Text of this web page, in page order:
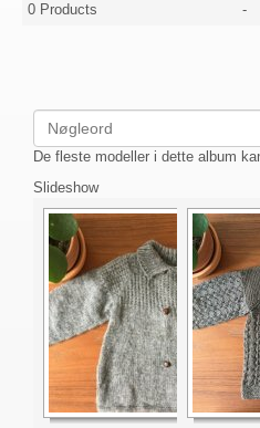
0 Products -
De fleste modeller i dette album
Slideshow